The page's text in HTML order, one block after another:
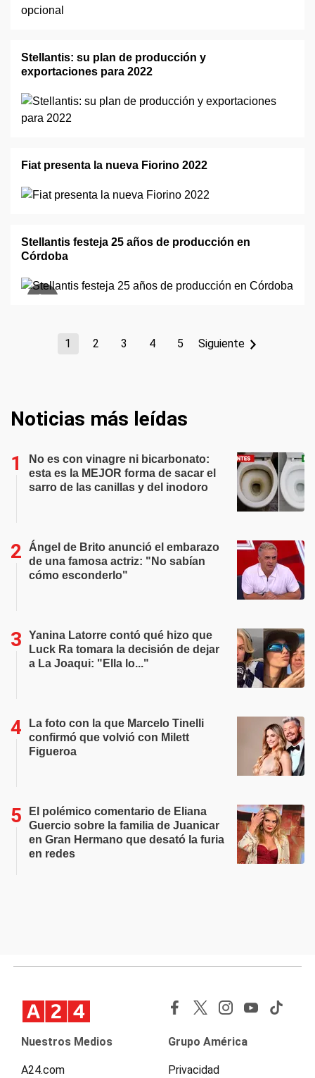
Stellantis: su plan de producción y
exportaciones para 2022
Fiat presenta la nueva Fiorino 2022
Stellantis festeja 25 años de producción en
Córdoba
1 2 3 4 5 Siguiente
Noticias más leídas
No es con vinagre ni bicarbonato:
esta es la MEJOR forma de sacar el
sarro de las canillas y del inodoro
Ángel de Brito anunció el embarazo
de una famosa actriz: "No sabían
cómo esconderlo"
Yanina Latorre contó qué hizo que
Luck Ra tomara la decisión de dejar
a La Joaqui: "Ella lo..."
La foto con la que Marcelo Tinelli
confirmó que volvió con Milett
Figueroa
El polémico comentario de Eliana
Guercio sobre la familia de Juanicar
en Gran Hermano que desató la furia
en redes
Nuestros Medios
A24.com
Grupo América
Privacidad